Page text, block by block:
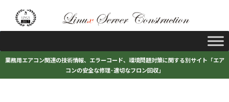
業務用エアコン関連の技術情報、エラーコード、環境問題対策に関する別サイト「エア
コンの安全な修理･適切なフロン回収」